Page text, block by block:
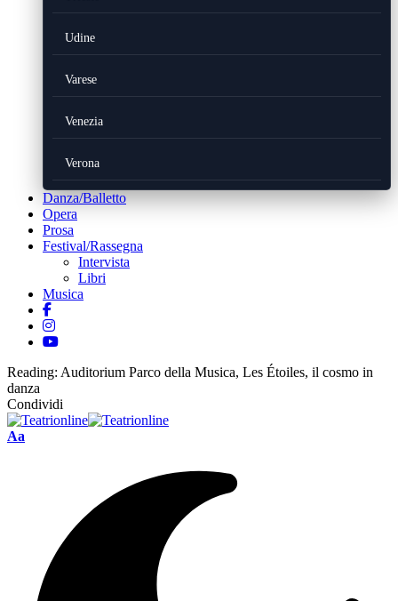
Udine
Varese
Venezia
Verona
Danza/Balletto
Opera
Prosa
Festival/Rassegna
Intervista
Libri
Musica
Reading: Auditorium Parco della Musica, Les Étoiles, il cosmo in
danza
Condividi
Font
Aa